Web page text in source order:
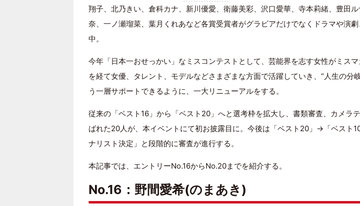
翔子、北乃きい、倉科カナ、新川優愛、衛藤美彩、沢口愛華、寺本莉緒、豊田
奈、一ノ瀬瑠菜、葉月くれあなど各賞受賞者がグラビアだけでなくドラマや演
中。
今年「日本一おせっかい」なミスコンテストとして、芸能界を志す女性がミス
を経て女優、タレント、モデルなどさまざまな方面で活躍していき、“人生の分
う一層サポートできるように、一大リニューアルをする。
従来の「ベスト16」から「ベスト20」へと選考枠を拡大し、書類審査、カメラ
ばれた20人が、本イベントにて初お披露目に。今後は「ベスト20」→「ベスト
ナリスト決定」と段階的に審査が進行する。
本記事では、エントリーNo.16からNo.20までを紹介する。
No.16：野間愛希(のまあき)